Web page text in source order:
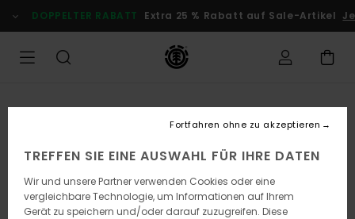
zur
Produktinformation
DOPPELTER RABATT Extra 25 % Rabatt auf Sale-Artikel
TREFFEN SIE EINE AUSWAHL FÜR IHRE DATEN
Wir und unsere Partner verwenden Cookies oder eine
vergleichbare Technologie, um Informationen auf Ihrem
Gerät zu speichern und/oder darauf zuzugreifen. Diese
Fortfahren ohne zu akzeptieren